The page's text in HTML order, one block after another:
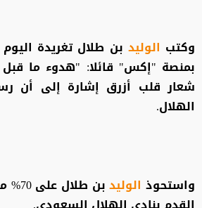
وكتب الوليد بن طلال تغريدة
بمنصة "إكس" قائلا: "هدوء ما
شعار قلب أزرق إشارة إلى أن
الهلال.
واستحوذالوليد
بن